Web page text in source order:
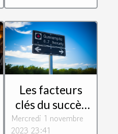
Les facteurs
clés du succès
des entreprises
Mercredi 1 novembre
2023 23:41